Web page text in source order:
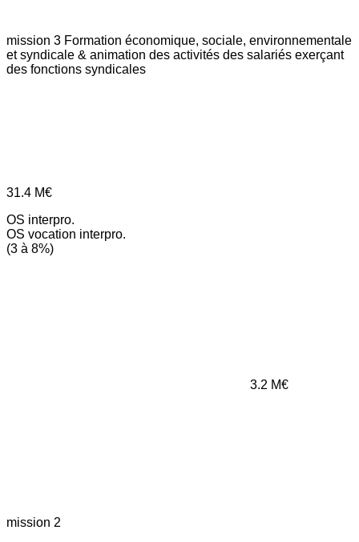
mission 3 Formation économique, sociale, environnementale
et syndicale & animation des activités des salariés exerçant
des fonctions syndicales
31.4 M€
OS interpro.
OS vocation interpro.
(3 à 8%)
3.2 M€
mission 2